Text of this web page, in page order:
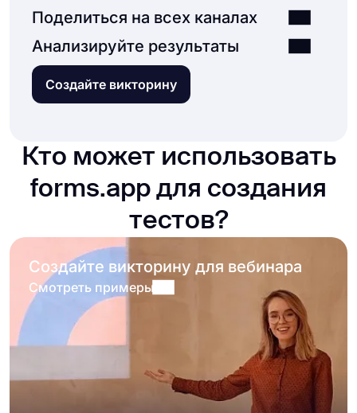
Поделиться на всех каналах
Анализируйте результаты
Создайте викторину
Кто может использовать
forms.app для создания
тестов?
Создайте викторину для вебинара
Смотреть примеры